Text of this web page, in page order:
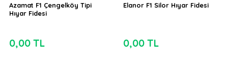
Azamat F1 Çengelköy Tipi
Hıyar Fidesi
0,00 TL
Elanor F1 Silor Hıyar Fidesi
0,00 TL